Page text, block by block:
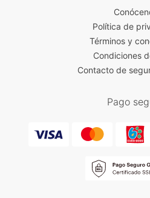
Política de
Términos y
Condiciones
Contacto de
Pago